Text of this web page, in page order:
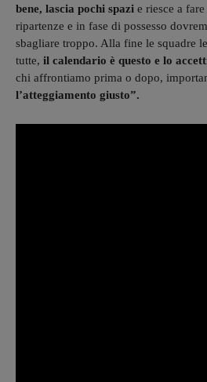
bene, lascia pochi spazi e riesce a
ripartenze e in fase di possesso
sbagliare troppo. Alla fine le squadre
tutte, il calendario è questo e lo
chi affrontiamo prima o dopo,
l’atteggiamento giusto”.